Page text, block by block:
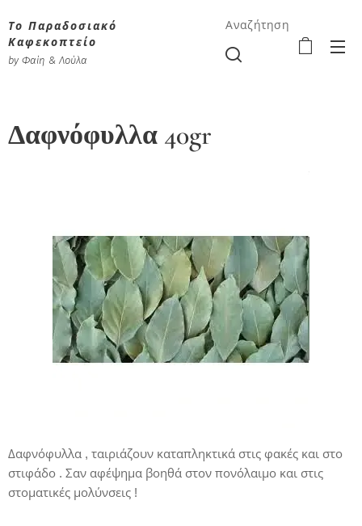
Το Παραδοσιακό
Καφεκοπτείο
by Φαίη & Λούλα
Αναζήτηση
Δαφνόφυλλα 40gr
Δαφνόφυλλα , ταιριάζουν καταπληκτικά στις φακές και στο
στιφάδο . Σαν αφέψημα βοηθά στον πονόλαιμο και στις
στοματικές μολύνσεις !